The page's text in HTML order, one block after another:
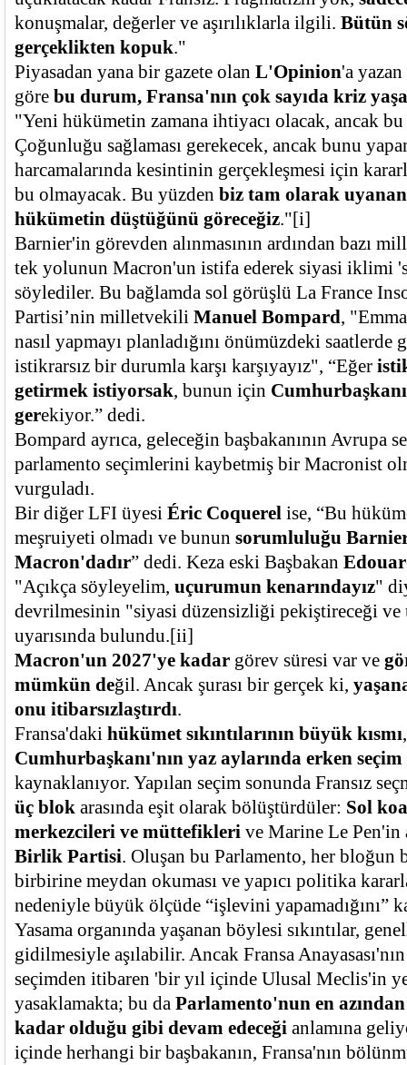
konuşmalar, değerler ve aşırılıklarla ilgili. Bütün
gerçeklikten kopuk."
Piyasadan yana bir gazete olan L'Opinion'a yazan
göre bu durum, Fransa'nın çok sayıda kriz
"Yeni hükümetin zamana ihtiyacı olacak, ancak
Çoğunluğu sağlaması gerekecek, ancak bunu
harcamalarında kesintinin gerçekleşmesi için
bu olmayacak. Bu yüzden biz tam olarak
hükümetin düştüğünü göreceğiz."[i]
Barnier'in görevden alınmasının ardından bazı
tek yolunun Macron'un istifa ederek siyasi iklimi
söylediler. Bu bağlamda sol görüşlü La France
Partisi’nin milletvekili Manuel Bompard,
nasıl yapmayı planladığını önümüzdeki saatlerde
istikrarsız bir durumla karşı karşıyayız", “Eğer
getirmek istiyorsak, bunun için
gerekiyor.” dedi.
Bompard ayrıca, geleceğin başbakanının Avrupa
parlamento seçimlerini kaybetmiş bir Macronist
vurguladı.
Bir diğer LFI üyesi Éric Coquerel ise, “Bu
meşruiyeti olmadı ve bunun sorumluluğu
Macron'dadır” dedi. Keza eski Başbakan
"Açıkça söyleyelim, uçurumun kenarındayız"
devrilmesinin "siyasi düzensizliği pekiştireceği ve
uyarısında bulundu.[ii]
Macron'un 2027'ye kadar görev süresi var ve
mümkün değil. Ancak şurası bir gerçek ki,
onu itibarsızlaştırdı.
Fransa'daki hükümet sıkıntılarının büyük kısmı
Cumhurbaşkanı'nın yaz aylarında erken
kaynaklanıyor. Yapılan seçim sonunda Fransız
üç blok arasında eşit olarak bölüştürdüler: Sol
merkezcileri ve müttefikleri ve Marine Le Pen'in
Birlik Partisi. Oluşan bu Parlamento, her bloğun
birbirine meydan okuması ve yapıcı politika
nedeniyle büyük ölçüde “işlevini yapamadığını”
Yasama organında yaşanan böylesi sıkıntılar,
gidilmesiyle aşılabilir. Ancak Fransa
seçimden itibaren 'bir yıl içinde Ulusal Meclis'in
yasaklamakta; bu da Parlamento'nun en
kadar olduğu gibi devam edeceği anlamına
içinde herhangi bir başbakanın, Fransa'nın